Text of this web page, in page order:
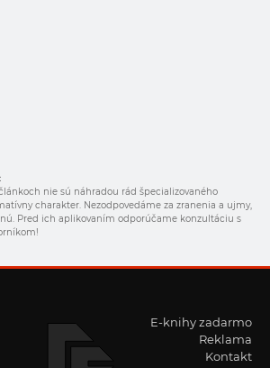
nie sú náhradou rád špecializovaného
charakter. Nezodpovedáme za zranenia a ujmy,
Pred ich aplikovaním odporúčame konzultáciu s
E-knihy zadarmo
Reklama
Kontakt